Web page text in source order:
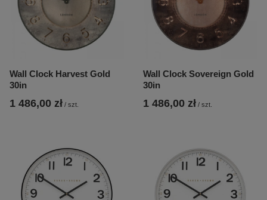
Wall Clock Harvest Gold
30in
1 486,00 zł / szt.
Wall Clock Sovereign Gold
30in
1 486,00 zł / szt.